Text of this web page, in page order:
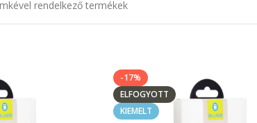
rendelkező termékek
-17%
ELFOGYOTT
KIEMELT